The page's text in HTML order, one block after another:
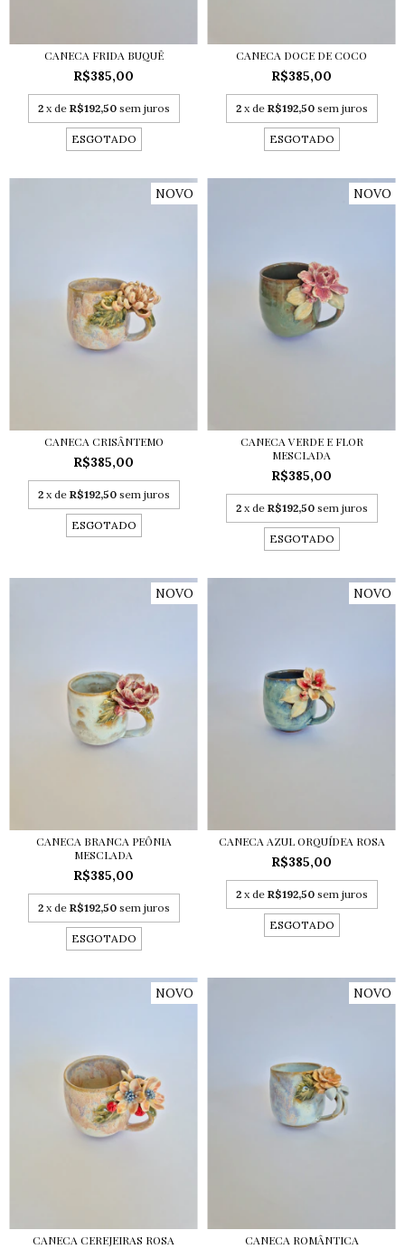
CANECA FRIDA BUQUÊ
R$385,00
2 x de R$192,50 sem juros
ESGOTADO
CANECA DOCE DE COCO
R$385,00
2 x de R$192,50 sem juros
ESGOTADO
NOVO
CANECA CRISÂNTEMO
R$385,00
2 x de R$192,50 sem juros
ESGOTADO
NOVO
CANECA VERDE E FLOR
MESCLADA
R$385,00
2 x de R$192,50 sem juros
ESGOTADO
NOVO
CANECA BRANCA PEÔNIA
MESCLADA
R$385,00
2 x de R$192,50 sem juros
ESGOTADO
NOVO
CANECA AZUL ORQUÍDEA ROSA
R$385,00
2 x de R$192,50 sem juros
ESGOTADO
NOVO
CANECA CEREJEIRAS ROSA
NOVO
CANECA ROMÂNTICA